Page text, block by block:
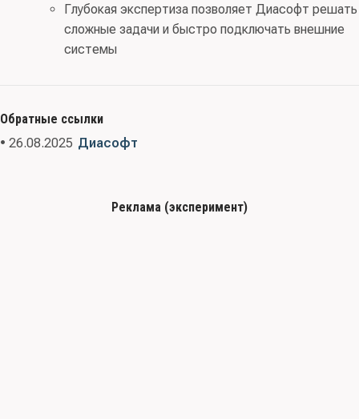
Глубокая экспертиза позволяет Диасофт решать
сложные задачи и быстро подключать внешние
системы
Обратные ссылки
• 26.08.2025 Диасофт
Реклама (эксперимент)